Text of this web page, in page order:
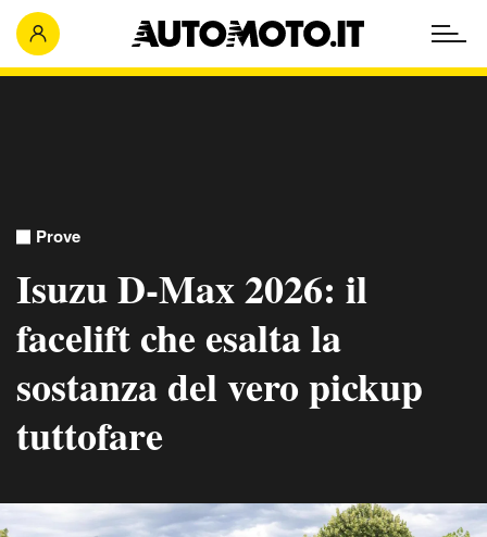
Prove
Isuzu D-Max 2026: il
facelift che esalta la
sostanza del vero pickup
tuttofare